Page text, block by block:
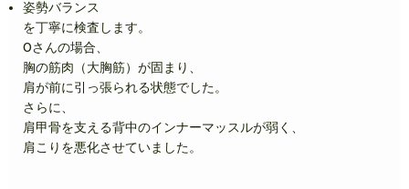
姿勢バランス
を丁寧に検査します。
Oさんの場合、
胸の筋肉（大胸筋）が固まり、
肩が前に引っ張られる状態でした。
さらに、
肩甲骨を支える背中のインナーマッスルが弱く、
肩こりを悪化させていました。